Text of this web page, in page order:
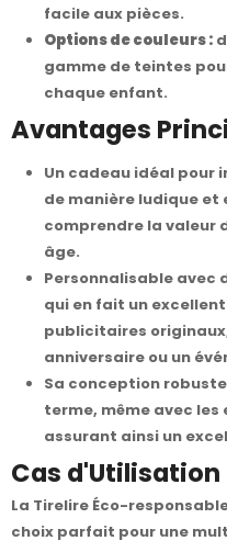
facile aux pièces.
Options de couleurs :
gamme de teintes
chaque enfant.
Avantages
Un cadeau idéal pour
de manière ludique
comprendre la valeur
âge.
Personnalisable avec
qui en fait un
publicitaires
anniversaire ou un
Sa conception
terme, même avec
assurant ainsi un
Cas d'Utilisation
La Tirelire Éco-
choix parfait pour une